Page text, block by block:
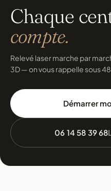
Chaque
compte.
Relevé laser marche par
3D — on vous rappelle sous
Démarrer
06 14 58 39 68